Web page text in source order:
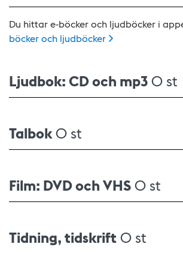
Du hittar e-böcker och ljudböcker i
böcker och ljudböcker
Ljudbok: CD och mp30 st
Talbok0 st
Film: DVD och VHS0 st
Tidning, tidskrift 0 st